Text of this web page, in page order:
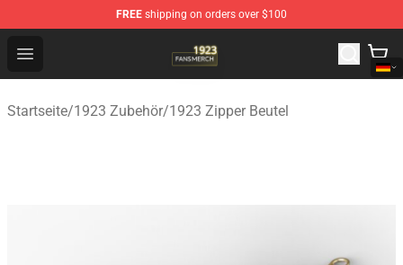
FREE shipping on orders over $100
Open menu
1923 Shop - Official 1923 Merchandise Store
Startseite/1923 Zubehör/1923 Zipper Beutel